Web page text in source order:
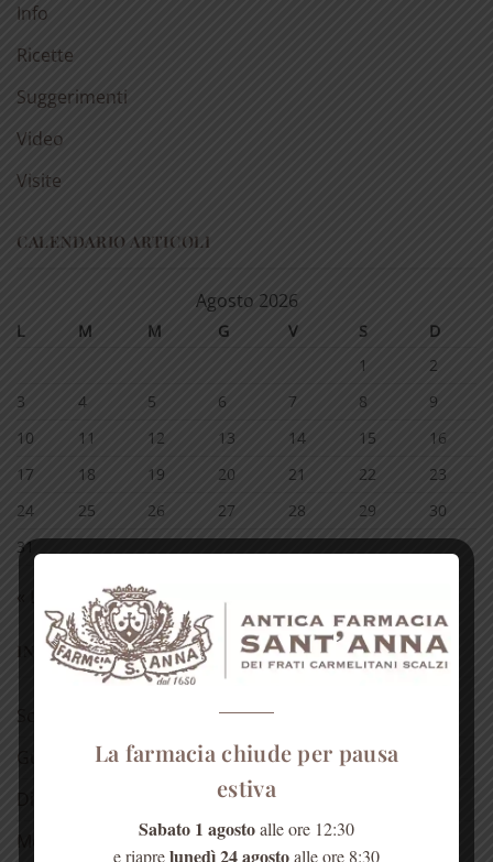
Info
Ricette
Suggerimenti
Video
Visite
CALENDARIO ARTICOLI
Agosto 2026
L M M G V S
D
1
2
3
4 5 6 7 8
9
10
11 12 13 14 15
16
17
18 19 20 21 22
23
24
25 26 27 28 29
30
31
« Lug
INFORMAZIONI
Scarica il catalogo
Guida all’acquisto
Diritto di Recesso
Modalità di pagamento
La farmacia chiude per pausa
estiva
Sabato 1 agostoalle ore 12:30
e riaprelunedì 24 agostoalle ore 8:30